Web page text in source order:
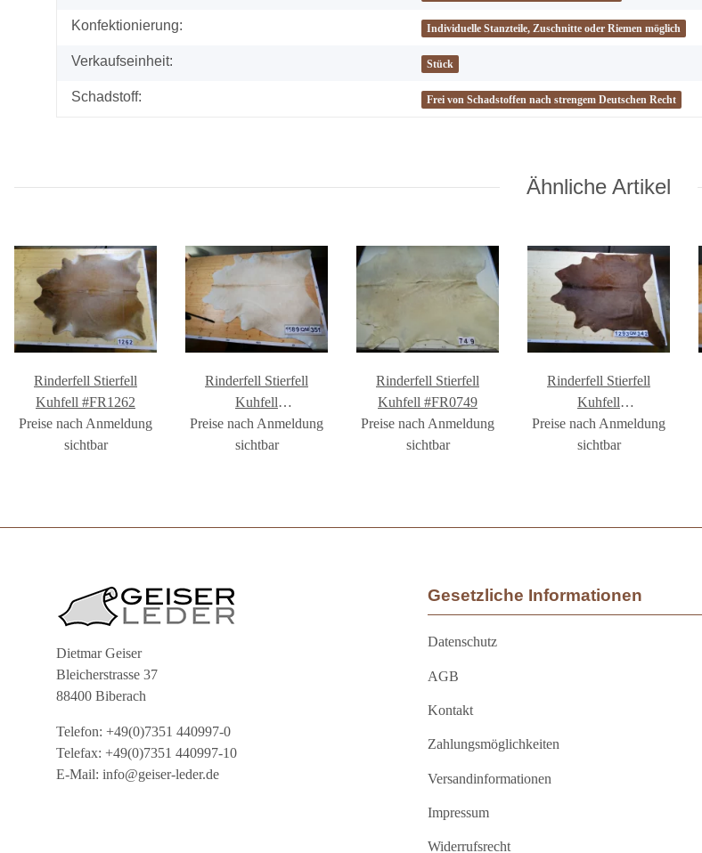
Konfektionierung: Individuelle Stanzteile, Zuschnitte oder Riemen möglich
Verkaufseinheit: Stück
Schadstoff: Frei von Schadstoffen nach strengem Deutschen Recht
Ähnliche Artikel
Rinderfell Stierfell
Kuhfell #FR1262
Preise nach Anmeldung
sichtbar
Rinderfell Stierfell
Kuhfell
#FR1589QM351
Preise nach Anmeldung
sichtbar
Rinderfell Stierfell
Kuhfell #FR0749
Preise nach Anmeldung
sichtbar
Rinderfell Stierfell
Kuhfell
#FR1293QM342
Preise nach Anmeldung
sichtbar
Dietmar Geiser
Bleicherstrasse 37
88400 Biberach
Telefon: +49(0)7351 440997-0
Telefax: +49(0)7351 440997-10
E-Mail: info@geiser-leder.de
Gesetzliche Informationen
Datenschutz
AGB
Kontakt
Zahlungsmöglichkeiten
Versandinformationen
Impressum
Widerrufsrecht